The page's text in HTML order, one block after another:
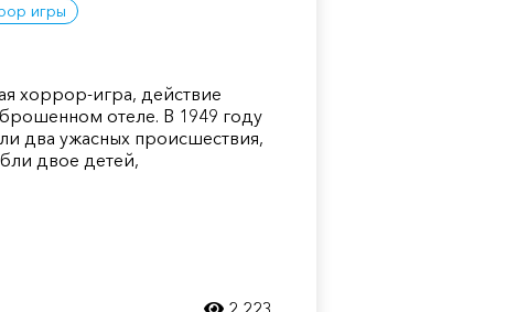
игры
хоррор-игра, действие
отеле. В 1949 году
два ужасных происшествия,
двое детей,